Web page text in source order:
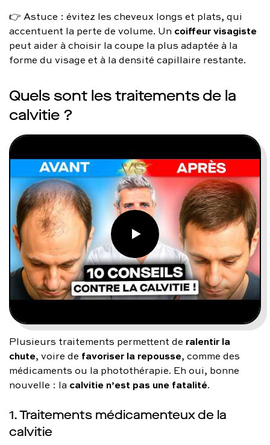
👉 Astuce : évitez les cheveux longs et plats, qui
accentuent la perte de volume. Un coiffeur visagiste
peut aider à choisir la coupe la plus adaptée à la
forme du visage et à la densité capillaire restante.
Quels sont les traitements de la
calvitie ?
Plusieurs traitements permettent de ralentir la
chute, voire de favoriser la repousse, comme des
médicaments ou la photothérapie. Eh oui, bonne
nouvelle : la calvitie n’est pas une fatalité.
1. Traitements médicamenteux de la
calvitie